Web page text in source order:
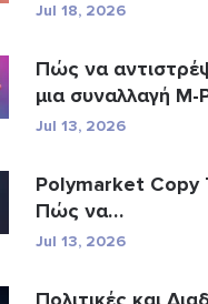
τ...
Jul 18, 2026
Πώς να
μια συναλλαγή M-
Jul 13, 2026
Polymarket Copy
Πώς να
αντικατοπτρίσε�...
Jul 13, 2026